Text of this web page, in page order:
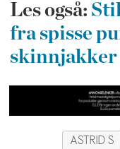
Les også:
fra spisse
skinnjakker
ASTRID S